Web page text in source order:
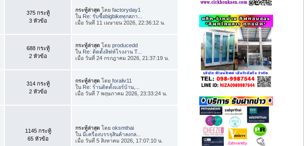
375 กระทู้
3 หัวข้อ
กระทู้ล่าสุด โดยfactoryday1
ใน Re: รับซื้อbigbikeทุกสภา...
เมื่อ วันที่ 11 เมษายน 2026, 22:36:12 น.
688 กระทู้
2 หัวข้อ
กระทู้ล่าสุด โดยproducedd
ใน Re: ติดตั้งลิฟท์โรงงาน T...
เมื่อ วันที่ 24 กรกฎาคม 2026, 21:37:19 น.
314 กระทู้
2 หัวข้อ
กระทู้ล่าสุด โดยforaliv11
ใน Re: ร้านติดตั้งแอร์บ้าน,...
เมื่อ วันที่ 7 พฤษภาคม 2026, 23:33:24 น.
1145 กระทู้
65 หัวข้อ
กระทู้ล่าสุด โดยoksmthai
ในมีเครื่องบรรจุสินค้าลงกล...
เมื่อ วันที่ 5 สิงหาคม 2026, 17:07:10 น.